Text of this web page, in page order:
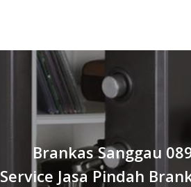
Brankas Sanggau
Service Jasa Pindah